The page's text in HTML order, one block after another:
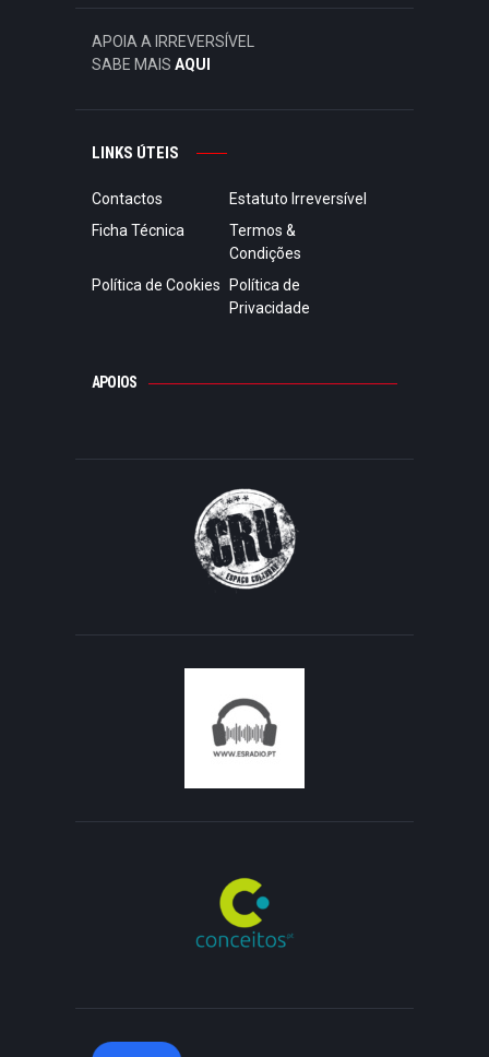
APOIA A IRREVERSÍVEL
SABE MAIS AQUI
LINKS ÚTEIS
Contactos
Estatuto Irreversível
Ficha Técnica
Termos &
Condições
Política de Cookies
Política de
Privacidade
APOIOS